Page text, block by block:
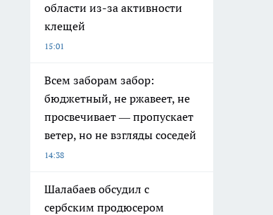
области из-за активности
клещей
15:01
Всем заборам забор:
бюджетный, не ржавеет, не
просвечивает — пропускает
ветер, но не взгляды соседей
14:38
Шалабаев обсудил с
сербским продюсером